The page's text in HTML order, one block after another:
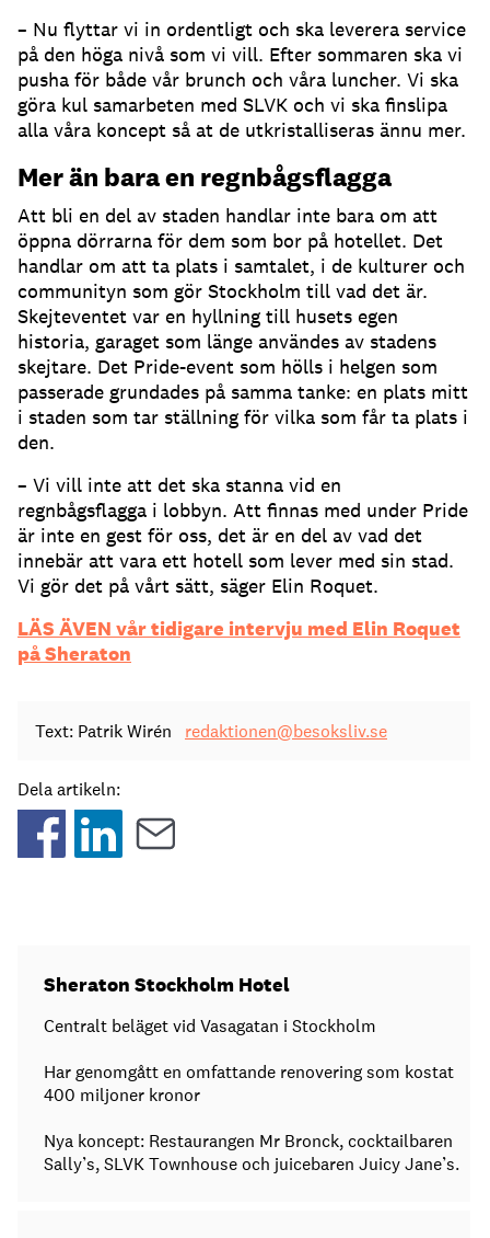
– Nu flyttar vi in ordentligt och ska leverera service
på den höga nivå som vi vill. Efter sommaren ska vi
pusha för både vår brunch och våra luncher. Vi ska
göra kul samarbeten med SLVK och vi ska finslipa
alla våra koncept så at de utkristalliseras ännu mer.
Mer än bara en regnbågsflagga
Att bli en del av staden handlar inte bara om att
öppna dörrarna för dem som bor på hotellet. Det
handlar om att ta plats i samtalet, i de kulturer och
communityn som gör Stockholm till vad det är.
Skejteventet var en hyllning till husets egen
historia, garaget som länge användes av stadens
skejtare. Det Pride-event som hölls i helgen som
passerade grundades på samma tanke: en plats mitt
i staden som tar ställning för vilka som får ta plats i
den.
– Vi vill inte att det ska stanna vid en
regnbågsflagga i lobbyn. Att finnas med under Pride
är inte en gest för oss, det är en del av vad det
innebär att vara ett hotell som lever med sin stad.
Vi gör det på vårt sätt, säger Elin Roquet.
LÄS ÄVEN vår tidigare intervju med Elin Roquet
på Sheraton
Text: Patrik Wirén redaktionen@besoksliv.se
Dela artikeln:
Sheraton Stockholm Hotel
Centralt beläget vid Vasagatan i Stockholm
Har genomgått en omfattande renovering som kostat
400 miljoner kronor
Nya koncept: Restaurangen Mr Bronck, cocktailbaren
Sally’s, SLVK Townhouse och juicebaren Juicy Jane’s.